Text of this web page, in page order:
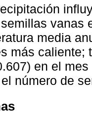
vanas
media
más caliente;
en el
número de